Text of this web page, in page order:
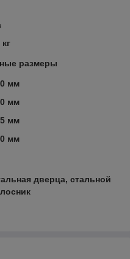
размеры
мм
мм
мм
мм
дверца, стальной